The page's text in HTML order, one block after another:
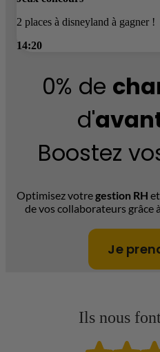
0% de
d'
Boostez
Optimisez votregestion RH
de vos collaborateurs grâce
Je
Ils nous